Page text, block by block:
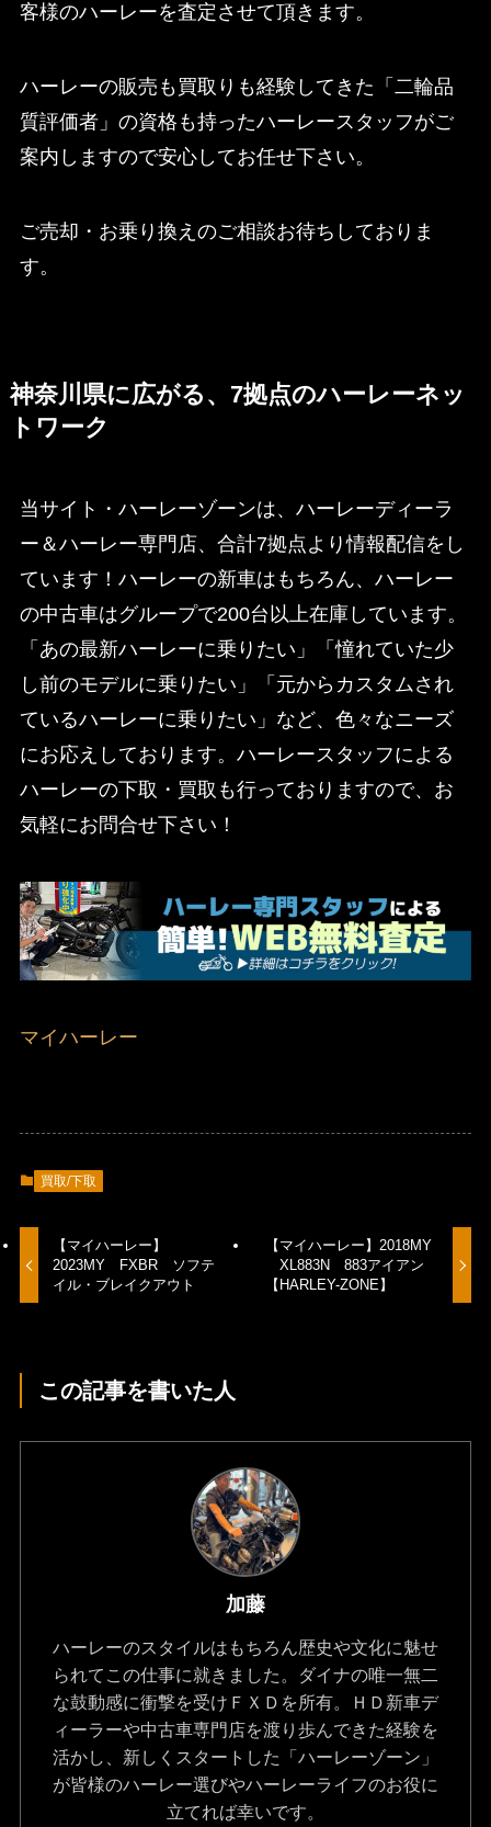
客様のハーレーを査定させて頂きます。
ハーレーの販売も買取りも経験してきた「二輪品
質評価者」の資格も持ったハーレースタッフがご
案内しますので安心してお任せ下さい。
ご売却・お乗り換えのご相談お待ちしておりま
す。
神奈川県に広がる、7拠点のハーレーネッ
トワーク
当サイト・ハーレーゾーンは、ハーレーディーラ
ー＆ハーレー専門店、合計7拠点より情報配信をし
ています！ハーレーの新車はもちろん、ハーレー
の中古車はグループで200台以上在庫しています。
「あの最新ハーレーに乗りたい」「憧れていた少
し前のモデルに乗りたい」「元からカスタムされ
ているハーレーに乗りたい」など、色々なニーズ
にお応えしております。ハーレースタッフによる
ハーレーの下取・買取も行っておりますので、お
気軽にお問合せ下さい！
マイハーレー
買取/下取
【マイハーレー】
2023MY FXBR ソフテ
イル・ブレイクアウト
【マイハーレー】2018MY
XL883N 883アイアン
【HARLEY-ZONE】
この記事を書いた人
加藤
ハーレーのスタイルはもちろん歴史や文化に魅せ
られてこの仕事に就きました。ダイナの唯一無二
な鼓動感に衝撃を受けＦＸＤを所有。ＨＤ新車デ
ィーラーや中古車専門店を渡り歩んできた経験を
活かし、新しくスタートした「ハーレーゾーン」
が皆様のハーレー選びやハーレーライフのお役に
立てれば幸いです。